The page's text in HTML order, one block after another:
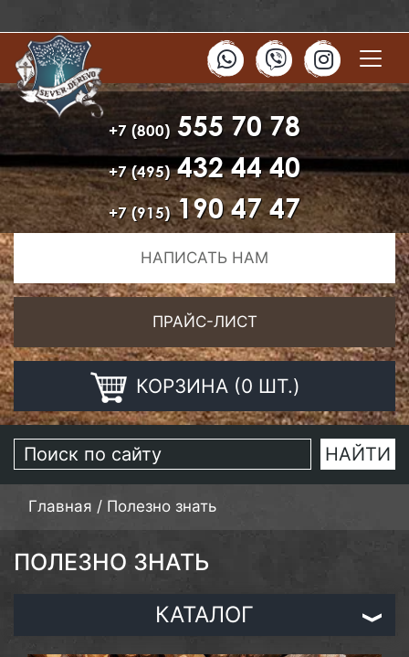
+7 (800) 555 70 78
+7 (495)432 44 40
+7 (915)190 47 47
НАПИСАТЬ НАМ
ПРАЙС-ЛИСТ
КОРЗИНА (0 ШТ.)
Главная / Полезно знать
ПОЛЕЗНО ЗНАТЬ
КАТАЛОГ